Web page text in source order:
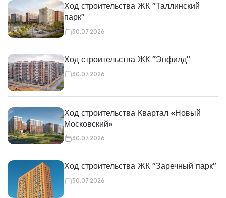
Ход строительства ЖК "Таллинский
парк"
30.07.2026
Ход строительства ЖК "Энфилд"
30.07.2026
Ход строительства Квартал «Новый
Московский»
30.07.2026
Ход строительства ЖК "Заречный парк"
30.07.2026